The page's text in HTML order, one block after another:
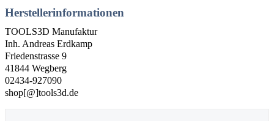
Herstellerinformationen
TOOLS3D Manufaktur
Inh. Andreas Erdkamp
Friedenstrasse 9
41844 Wegberg
02434-927090
shop[@]tools3d.de